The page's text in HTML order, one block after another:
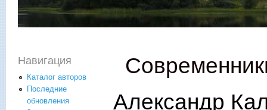
Александр
Навигация
Каталог авторов
Последние
обновления